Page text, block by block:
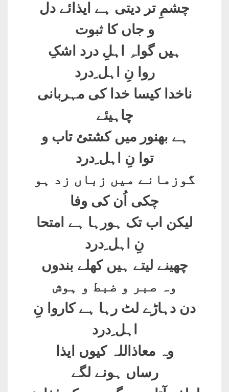
چشمِ تر دیتی ہے ایذائے دل
و جاں کا ثبوت
ہیں گواہِ اہلِ درد اشکِ
روا نِ اہل ِدرد
ناخدا کیسا خدا کی مہربانی
چاہیئے
ہے بھنور میں کشتئ تاب و
توا نِ اہل ِدرد
گوزمانے میں زباں زد ہو
چکی اُن کی وفا
لیکن اب تک ہورہا ہے امتحا
نِ اہل ِدرد
چھینے لیتے ہیں کھلے بندوں
وہ صبر و ضبط و ہوش
دن دہاڑے لٹ رہا ہے کاروا نِ
اہل ِدرد
وہ معاذاللہ کیوں ایذا
رساں ہونے لگے